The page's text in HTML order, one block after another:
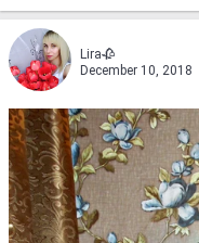
Lira🥀
December 10, 2018